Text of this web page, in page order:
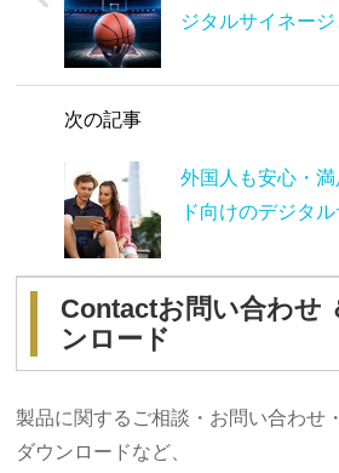
ジタルサイネージ
次の記事
外国人も安心・
ド向けのデジタ
Contactお問い合わせ
ンロード
製品に関するご相談・お問い合わせ
ダウンロードなど、